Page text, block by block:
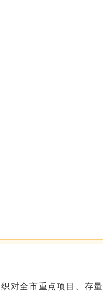
对全市重点项目、存